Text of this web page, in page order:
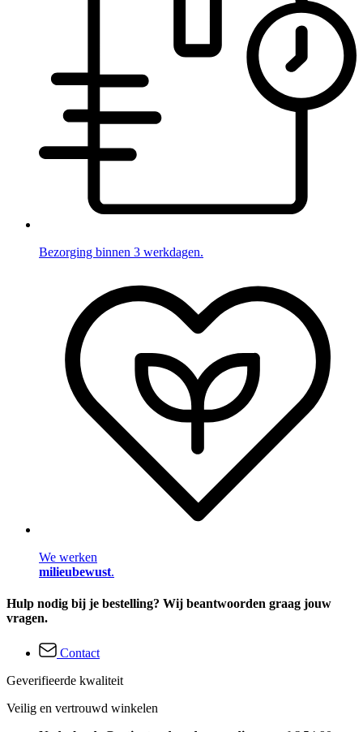
Bezorging binnen 3 werkdagen.
We werken
milieubewust.
Hulp nodig bij je bestelling? Wij beantwoorden graag jouw
vragen.
Contact
Geverifieerde kwaliteit
Veilig en vertrouwd winkelen